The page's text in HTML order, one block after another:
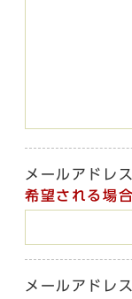
メールアドレ
希望される場
メールアドレ